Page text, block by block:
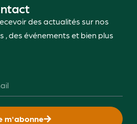
des actualités sur nos
, des événements et bien plus
m'abonne